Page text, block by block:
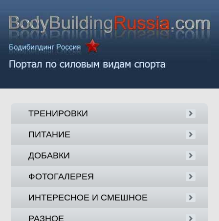
ТРЕНИРОВКИ
ПИТАНИЕ
ДОБАВКИ
ФОТОГАЛЕРЕЯ
ИНТЕРЕСНОЕ И СМЕШНОЕ
РАЗНОЕ